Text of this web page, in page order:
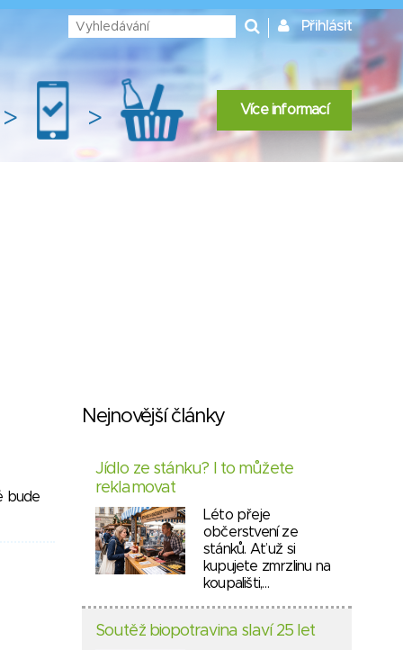
Přihlásit
> > Více informací
bude
Nejnovější články
Jídlo ze stánku? I to můžete
reklamovat
Léto přeje
občerstvení ze
stánků. Ať už si
kupujete zmrzlinu na
koupališti,…
Soutěž biopotravina slaví 25 let